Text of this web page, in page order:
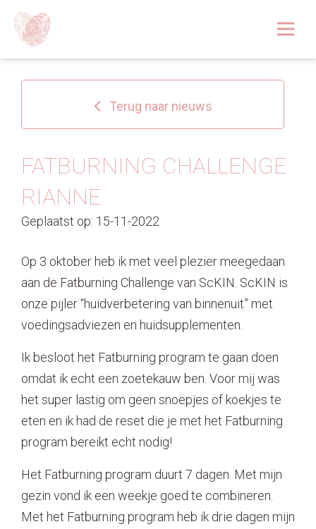
Over
Huidoplossingen
Behandelingen
Blog
Webshop
Afspraak
Terug naar nieuws
FATBURNING CHALLENGE
RIANNE
Geplaatst op: 15-11-2022
Op 3 oktober heb ik met veel plezier meegedaan
aan de Fatburning Challenge van ScKIN. ScKIN is
onze pijler “huidverbetering van binnenuit” met
voedingsadviezen en huidsupplementen.
Ik besloot het Fatburning program te gaan doen
omdat ik echt een zoetekauw ben. Voor mij was
het super lastig om geen snoepjes of koekjes te
eten en ik had de reset die je met het Fatburning
program bereikt echt nodig!
Het Fatburning program duurt 7 dagen. Met mijn
gezin vond ik een weekje goed te combineren.
Met het Fatburning program heb ik drie dagen mijn